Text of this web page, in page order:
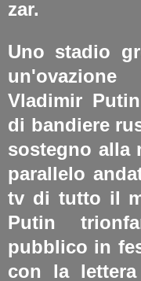
zar.
Uno stadio
Vladimir
di bandiere
sostegno alla
parallelo
tv di tutto il
Putin
pubblico in
con la lettera